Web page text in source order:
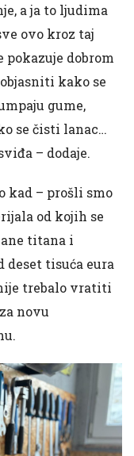
a ja to ljudima
ovo kroz taj
pokazuje dobrom
kako se
gume,
se čisti lanac…
– dodaje.
kad – prošli smo
od kojih se
titana i
tisuća eura
trebalo vratiti
novu